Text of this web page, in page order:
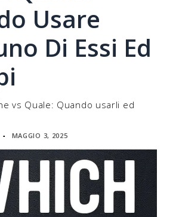
Usare
Di Essi Ed
vs Quale: Quando usarli ed
▪ MAGGIO 3, 2025